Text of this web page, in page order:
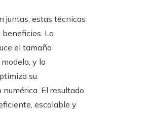
juntas, estas técnicas
La
el tamaño
y la
su
El resultado
escalable y